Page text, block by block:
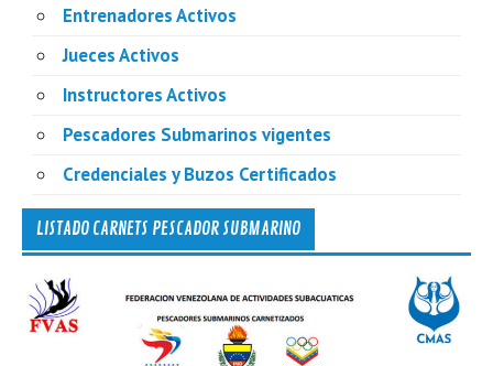
Entrenadores Activos
Jueces Activos
Instructores Activos
Pescadores Submarinos vigentes
Credenciales y Buzos Certificados
LISTADO CARNETS PESCADOR SUBMARINO